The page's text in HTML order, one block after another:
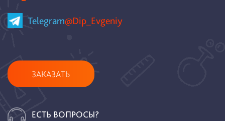
Telegram@Dip_Evgeniy
ЗАКАЗАТЬ
ЕСТЬ ВОПРОСЫ?